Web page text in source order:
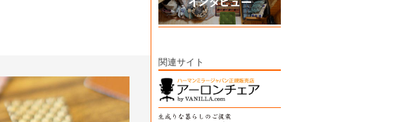
関連サイト